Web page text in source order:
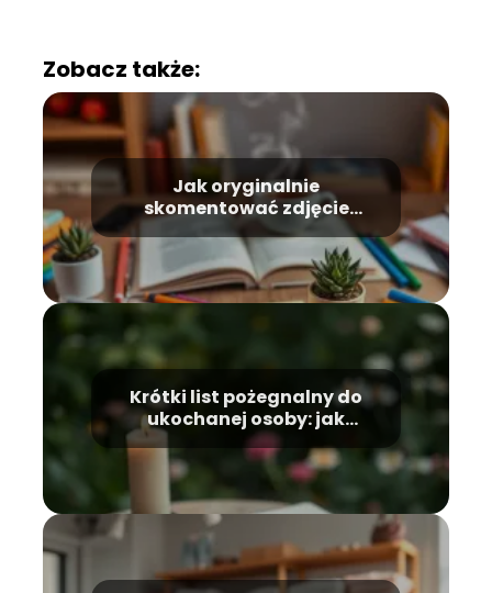
Zobacz także:
Jak oryginalnie
skomentować zdjęcie
przyjaciółce: sprawdzone
pomysły
Krótki list pożegnalny do
ukochanej osoby: jak
wyrazić uczucia?